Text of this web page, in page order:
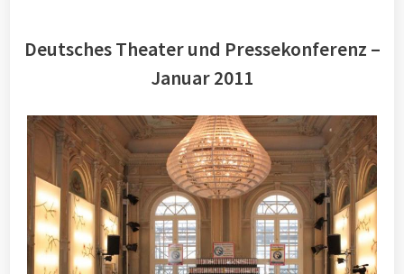
Deutsches Theater und Pressekonferenz –
Januar 2011